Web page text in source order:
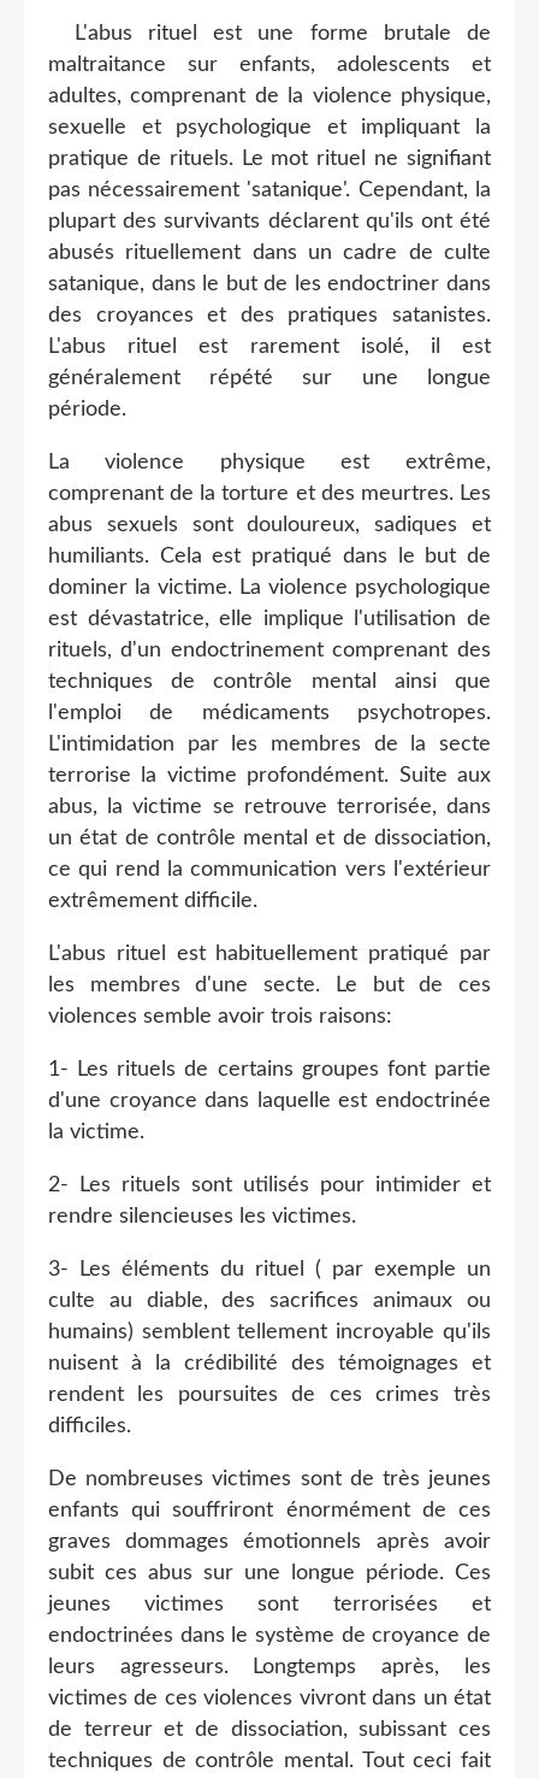
L'abus rituel est une forme brutale de
maltraitance sur enfants, adolescents et
adultes, comprenant de la violence physique,
sexuelle et psychologique et impliquant la
pratique de rituels. Le mot rituel ne signifiant
pas nécessairement 'satanique'. Cependant, la
plupart des survivants déclarent qu'ils ont été
abusés rituellement dans un cadre de culte
satanique, dans le but de les endoctriner dans
des croyances et des pratiques satanistes.
L'abus rituel est rarement isolé, il est
généralement répété sur une longue
période.
La violence physique est extrême,
comprenant de la torture et des meurtres. Les
abus sexuels sont douloureux, sadiques et
humiliants. Cela est pratiqué dans le but de
dominer la victime. La violence psychologique
est dévastatrice, elle implique l'utilisation de
rituels, d'un endoctrinement comprenant des
techniques de contrôle mental ainsi que
l'emploi de médicaments psychotropes.
L'intimidation par les membres de la secte
terrorise la victime profondément. Suite aux
abus, la victime se retrouve terrorisée, dans
un état de contrôle mental et de dissociation,
ce qui rend la communication vers l'extérieur
extrêmement difficile.
L'abus rituel est habituellement pratiqué par
les membres d'une secte. Le but de ces
violences semble avoir trois raisons:
1- Les rituels de certains groupes font partie
d'une croyance dans laquelle est endoctrinée
la victime.
2- Les rituels sont utilisés pour intimider et
rendre silencieuses les victimes.
3- Les éléments du rituel ( par exemple un
culte au diable, des sacrifices animaux ou
humains) semblent tellement incroyable qu'ils
nuisent à la crédibilité des témoignages et
rendent les poursuites de ces crimes très
difficiles.
De nombreuses victimes sont de très jeunes
enfants qui souffriront énormément de ces
graves dommages émotionnels après avoir
subit ces abus sur une longue période. Ces
jeunes victimes sont terrorisées et
endoctrinées dans le système de croyance de
leurs agresseurs. Longtemps après, les
victimes de ces violences vivront dans un état
de terreur et de dissociation, subissant ces
techniques de contrôle mental. Tout ceci fait